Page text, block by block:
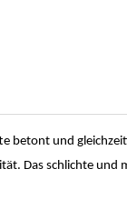
betont und
Das schlichte und